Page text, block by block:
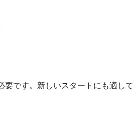
要です。新しいスタートにも適し